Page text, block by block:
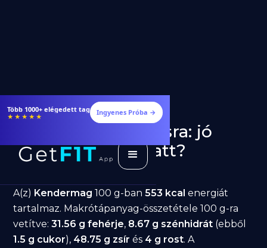
Több 1000+ elégedett tag
★★★★★ Ingyenes Próba →
Kendermag fogyásra: jó
választás diéta alatt?
A(z) Kendermag 100 g-ban553 kcal energiát
tartalmaz. Makrótápanyag-összetétele 100 g-ra
vetítve:31.56 g fehérje, 8.67 g szénhidrát (ebből
1.5 g cukor), 48.75 g zsír és 4 g rost. A